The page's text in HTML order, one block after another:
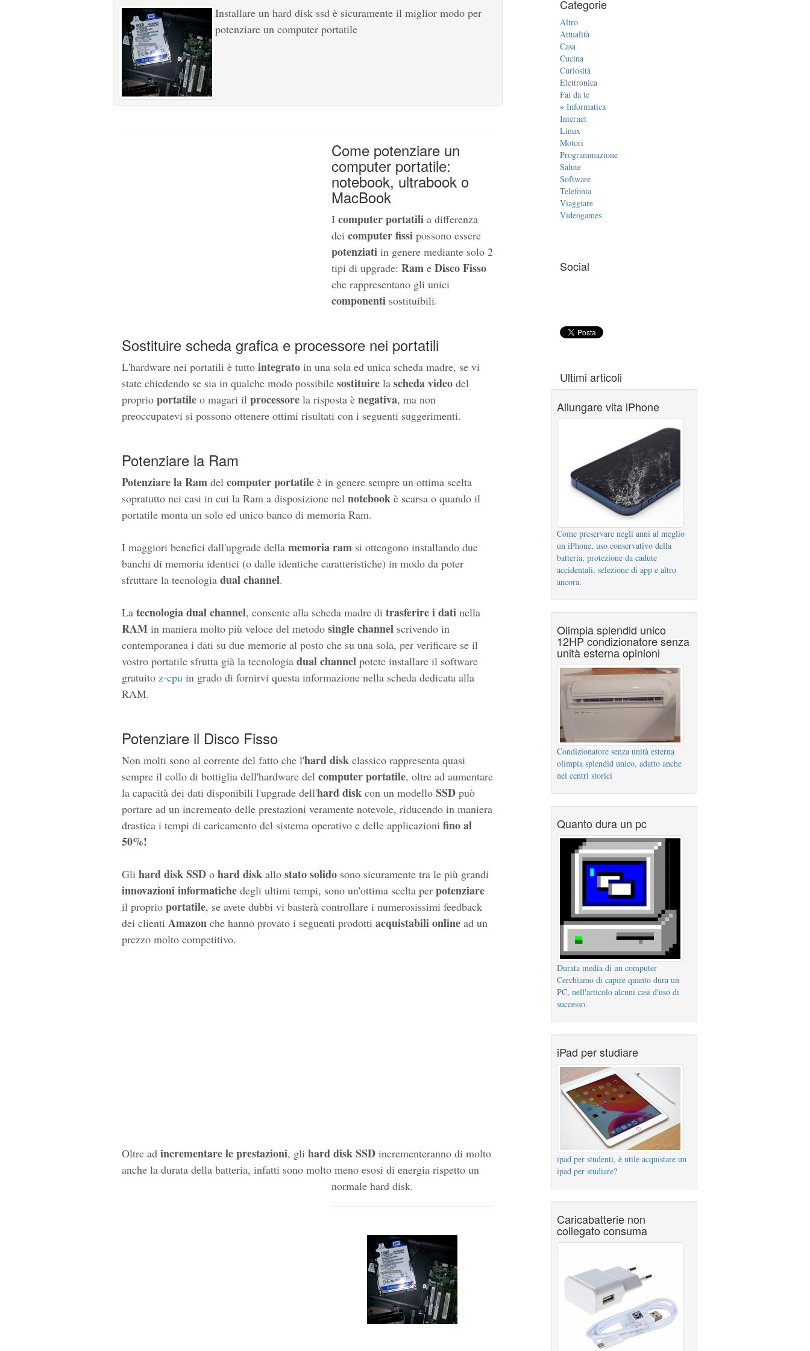
Installare un hard disk ssd è sicuramente il miglior modo per
potenziare un computer portatile
Come potenziare un
computer portatile:
notebook, ultrabook o
MacBook
I computer portatili a differenza
dei computer fissi possono essere
potenziati in genere mediante solo 2
tipi di upgrade: Ram e Disco Fisso
che rappresentano gli unici
componenti sostituibili.
Sostituire scheda grafica e processore nei portatili
L'hardware nei portatili è tutto integrato in una sola ed unica scheda madre, se vi
state chiedendo se sia in qualche modo possibile sostituire la scheda video del
proprio portatile o magari il processore la risposta è negativa, ma non
preoccupatevi si possono ottenere ottimi risultati con i seguenti suggerimenti.
Potenziare la Ram
Potenziare la Ram del computer portatile è in genere sempre un ottima scelta
sopratutto nei casi in cui la Ram a disposizione nel notebook è scarsa o quando il
portatile monta un solo ed unico banco di memoria Ram.
I maggiori benefici dall'upgrade della memoria ram si ottengono installando due
banchi di memoria identici (o dalle identiche caratteristiche) in modo da poter
sfruttare la tecnologia dual channel.
La tecnologia dual channel, consente alla scheda madre di trasferire i dati nella
RAM in maniera molto più veloce del metodo single channel scrivendo in
contemporanea i dati su due memorie al posto che su una sola, per verificare se il
vostro portatile sfrutta già la tecnologia dual channel potete installare il software
gratuito z-cpu in grado di fornirvi questa informazione nella scheda dedicata alla
RAM.
Potenziare il Disco Fisso
Non molti sono al corrente del fatto che l'hard disk classico rappresenta quasi
sempre il collo di bottiglia dell'hardware del computer portatile, oltre ad aumentare
la capacità dei dati disponibili l'upgrade dell'hard disk con un modello SSD può
portare ad un incremento delle prestazioni veramente notevole, riducendo in maniera
drastica i tempi di caricamento del sistema operativo e delle applicazioni fino al
50%!
Gli hard disk SSD o hard disk allo stato solido sono sicuramente tra le più grandi
innovazioni informatiche degli ultimi tempi, sono un'ottima scelta per potenziare
il proprio portatile, se avete dubbi vi basterà controllare i numerosissimi feedback
dei clienti Amazon che hanno provato i seguenti prodotti acquistabili online ad un
prezzo molto competitivo.
Oltre ad incrementare le prestazioni, gli hard disk SSD incrementeranno di molto
anche la durata della batteria, infatti sono molto meno esosi di energia rispetto un
normale hard disk.
Categorie
Altro
Attualità
Casa
Cucina
Curiosità
Elettronica
Fai da te
»Informatica
Internet
Linux
Motori
Programmazione
Salute
Software
Telefonia
Viaggiare
Videogames
Social
Ultimi articoli
Allungare vita iPhone
Come preservare negli anni al meglio
un iPhone, uso conservativo della
batteria, protezione da cadute
accidentali, selezione di app e altro
ancora.
Olimpia splendid unico
12HP condizionatore senza
unità esterna opinioni
Condizionatore senza unità esterna
olimpia splendid unico, adatto anche
nei centri storici
Quanto dura un pc
Durata media di un computer
Cerchiamo di capire quanto dura un
PC, nell'articolo alcuni casi d'uso di
successo.
iPad per studiare
ipad per studenti, è utile acquistare un
ipad per studiare?
Caricabatterie non
collegato consuma